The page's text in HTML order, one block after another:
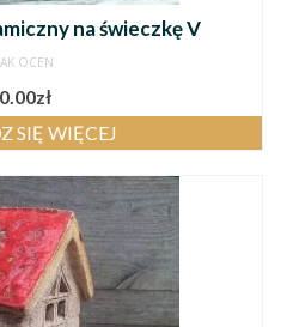
na świeczkę V
OCEN
zł
SIĘ WIĘCEJ